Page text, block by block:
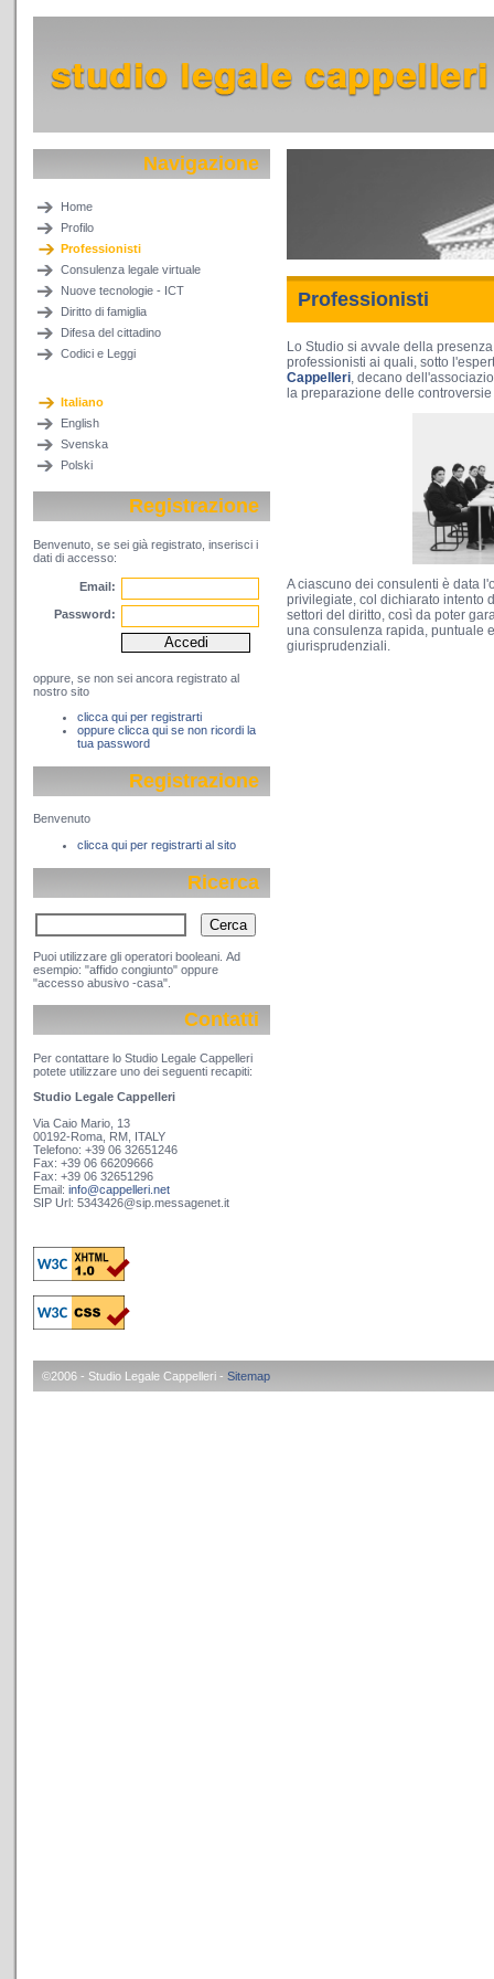
Navigazione
Home
Profilo
Professionisti
Consulenza legale virtuale
Nuove tecnologie - ICT
Diritto di famiglia
Difesa del cittadino
Codici e Leggi
Italiano
English
Svenska
Polski
Registrazione
Benvenuto, se sei già registrato, inserisci i
dati di accesso:
Email:
Password:
oppure, se non sei ancora registrato al
nostro sito
clicca qui per registrarti
oppure clicca qui se non ricordi la
tua password
Registrazione
Benvenuto
clicca qui per registrarti al sito
Ricerca
Puoi utilizzare gli operatori booleani. Ad
esempio: "affido congiunto" oppure
"accesso abusivo -casa".
Contatti
Per contattare lo Studio Legale Cappelleri
potete utilizzare uno dei seguenti recapiti:
Studio Legale Cappelleri
Via Caio Mario, 13
00192-Roma, RM, ITALY
Telefono: +39 06 32651246
Fax: +39 06 66209666
Fax: +39 06 32651296
Email: info@cappelleri.net
SIP Url: 5343426@sip.messagenet.it
Professionisti
Lo Studio si avvale della
professionisti ai quali, sotto
Cappelleri, decano
la preparazione delle
A ciascuno dei consulenti è data
privilegiate, col dichiarato intento
settori del diritto, così da poter
una consulenza rapida, puntuale
giurisprudenziali.
©2006 - Studio Legale Cappelleri - Sitemap